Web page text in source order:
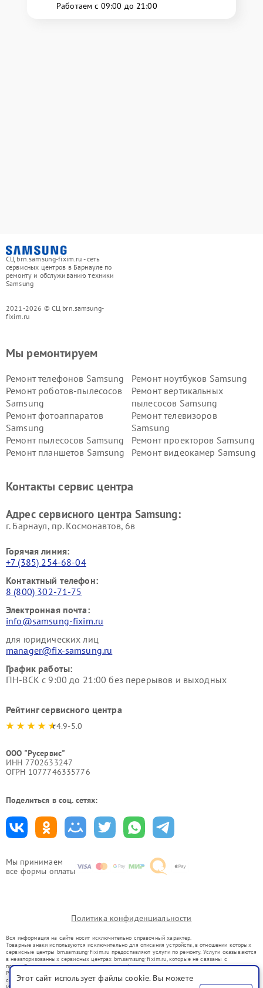
Работаем с 09:00 до 21:00
СЦ brn.samsung-fixim.ru - сеть
сервисных центров в Барнауле по
ремонту и обслуживанию техники
Samsung
2021-2026 © СЦ brn.samsung-
fixim.ru
Мы принимаем
все формы оплаты
Мы ремонтируем
Ремонт телефонов Samsung
Ремонт ноутбуков Samsung
Ремонт роботов-пылесосов
Samsung
Ремонт вертикальных
пылесосов Samsung
Ремонт фотоаппаратов
Samsung
Ремонт телевизоров
Samsung
Ремонт пылесосов Samsung
Ремонт проекторов Samsung
Ремонт планшетов Samsung
Ремонт видеокамер Samsung
Контакты сервис центра
Адрес сервисного центра Samsung:
г. Барнаул, ​пр. Космонавтов, 6в
Горячая линия:
+7 (385) 254-68-04
Контактный телефон:
8 (800) 302-71-75
Электронная почта:
info@samsung-fixim.ru
для юридических лиц
manager@fix-samsung.ru
График работы:
ПН-ВСК с 9:00 до 21:00 без перерывов и выходных
Рейтинг сервисного центра
4.9-5.0
ООО "Русервис"
ИНН 7702633247
ОГРН 1077746335776
Поделиться в соц. сетях:
Политика конфиденциальности
Вся информация на сайте носит исключительно справочный характер.
Товарные знаки используются исключительно для описания устройств, в отношении которых
сервисные центры brn.samsung-fixim.ru предоставляют услуги по ремонту. Услуги оказываются
в неавторизованных сервисных центрах brn.samsung-fixim.ru, которые не связаны с
правообладателями товарных знаков или их официальными представителями.
Ремонт осуществляется для устройств, уже введенных в гражданский оборот в соответствии
со статьей 1487 ГК РФ.
Этот сайт использует файлы cookie. Вы можете